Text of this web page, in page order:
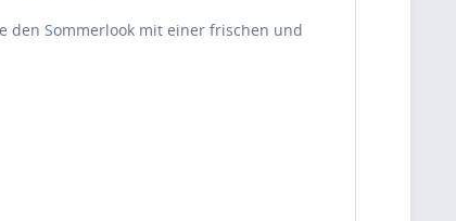
den Sommerlook mit einer frischen und